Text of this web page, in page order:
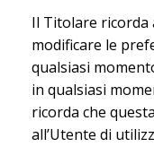
Il Titolare ricorda
modificare le
qualsiasi
in qualsiasi
ricorda che
all’Utente di